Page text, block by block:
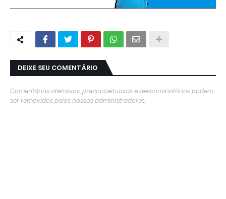
DEIXE SEU COMENTÁRIO
Comentários ofensivos, preconceituosos e descriminatórios podem
ser removidos pelos nossos administradores.